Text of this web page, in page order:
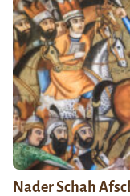
Nader Schah